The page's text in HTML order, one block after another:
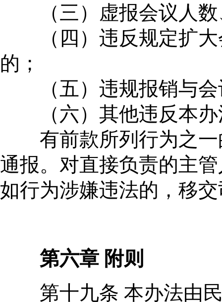
（三）虚报会议人数
（四）违反规定扩大
的；
（五）违规报销与会
（六）其他违反本办
有前款所列行为之一
通报。对直接负责的主
如行为涉嫌违法的，移
第六章 附则
第十九条 本办法由民